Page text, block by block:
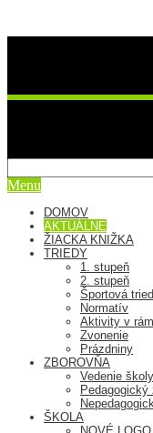
Menu
DOMOV
AKTUÁLNE
ŽIACKA KNIŽKA
TRIEDY
1. stupeň
2. stupeň
Športová
Normatív
Aktivity v
Zvonenie
Prázdniny
ZBOROVŇA
Vedenie školy
Pedagogický
ŠKOLA